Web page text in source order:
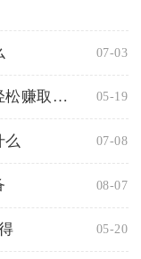
07-03
火影忍者两天内是否有办法轻松赚取四千金币 05-19
么 07-08
08-07
05-20